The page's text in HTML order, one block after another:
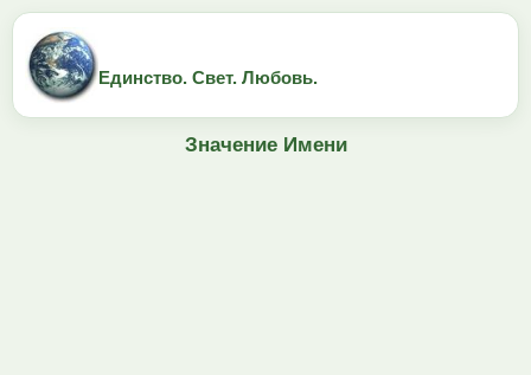
Единство. Свет. Любовь.
Значение Имени